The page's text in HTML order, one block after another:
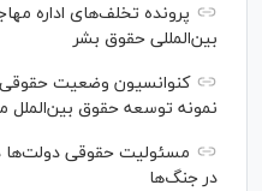
پرونده تخلف‌های اداره
بین‌المللی حقوق بشر
کنوانسیون وضعیت حقوقی
نمونه توسعه حقوق بین‌الملل
مسئولیت حقوقی
در جنگ‌ها